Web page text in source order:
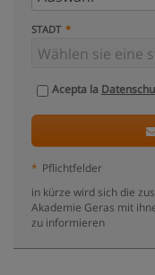
STADT
Acepta la
* Pflichtfelder
in kürze wird sich die
Akademie Geras mit
zu informieren